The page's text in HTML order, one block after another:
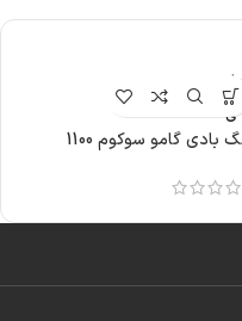
م
وجود
ی
بادی گامو سوکوم 1100